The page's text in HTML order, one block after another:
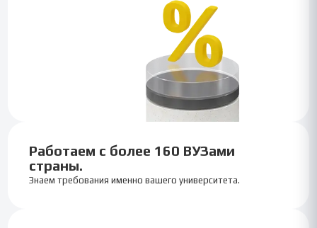
Работаем с более 160 ВУЗами
страны.
Знаем требования именно вашего университета.